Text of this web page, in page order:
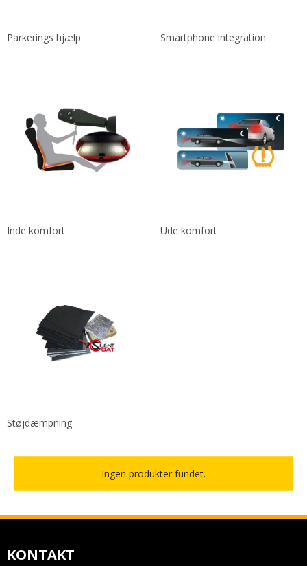
Parkerings hjælp Smartphone integration
Inde komfort Ude komfort
Støjdæmpning
Ingen produkter fundet.
KONTAKT